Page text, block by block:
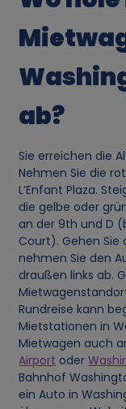
ab?
Sie erreichen die
Nehmen Sie die
L’Enfant Plaza.
die gelbe oder
an der 9th und D
Court). Gehen Sie
nehmen Sie den
draußen links ab.
Rundreise kann
Mietstationen in
Mietwagen auch
Airport oder
Bahnhof
ein Auto in
p
e
r
s
o
n
e
n
b
e
z